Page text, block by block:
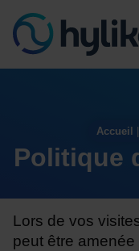
Accueil |
Politique
Lors de vos
peut être